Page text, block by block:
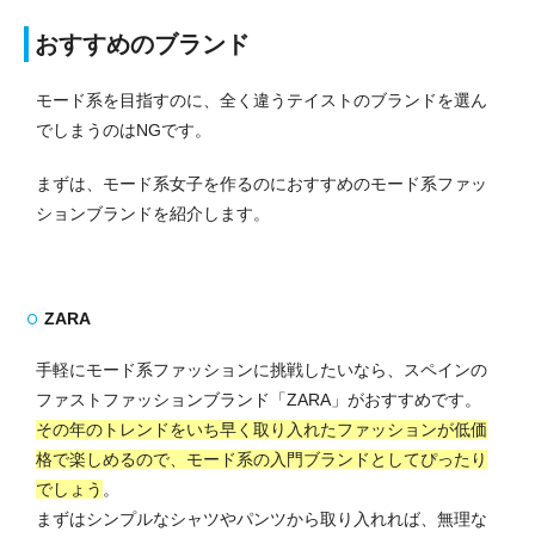
おすすめのブランド
モード系を目指すのに、全く違うテイストのブランドを選ん
でしまうのはNGです。
まずは、モード系女子を作るのにおすすめのモード系ファッ
ションブランドを紹介します。
ZARA
手軽にモード系ファッションに挑戦したいなら、スペインの
ファストファッションブランド「ZARA」がおすすめです。
その年のトレンドをいち早く取り入れたファッションが低価
格で楽しめるので、モード系の入門ブランドとしてぴったり
でしょう 。
まずはシンプルなシャツやパンツから取り入れれば、無理な